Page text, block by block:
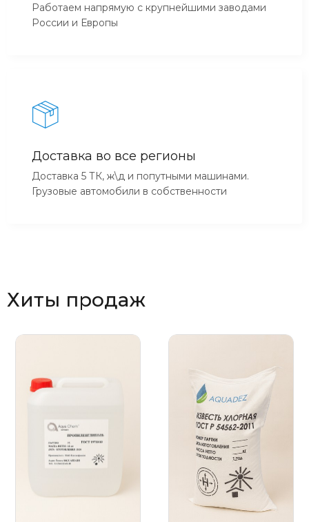
Работаем напрямую с крупнейшими заводами
России и Европы
Доставка во все регионы
Доставка 5 ТК, ж\д и попутными машинами.
Грузовые автомобили в собственности
Хиты продаж